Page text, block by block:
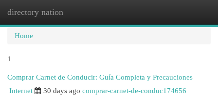
directory nation
Home
1
Comprar Carnet de Conducir: Guía Completa y Precauciones
Internet
30 days ago comprar-carnet-de-conduc174656